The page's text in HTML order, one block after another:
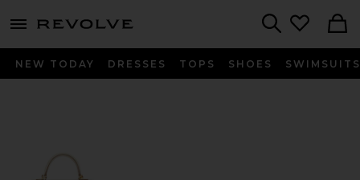
menu - shows more content
NEW TODAY DRESSES TOPS SHOES SWIMSUITS